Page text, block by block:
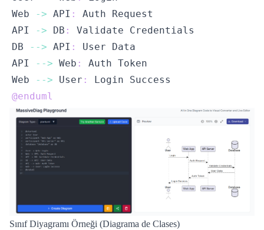
Web
-> API :
API
-> DB :
DB
--> API :
API
--> Web :
Web
--> User :
@enduml
Sınıf Diyagramı Örneği (Diagrama de Clases)